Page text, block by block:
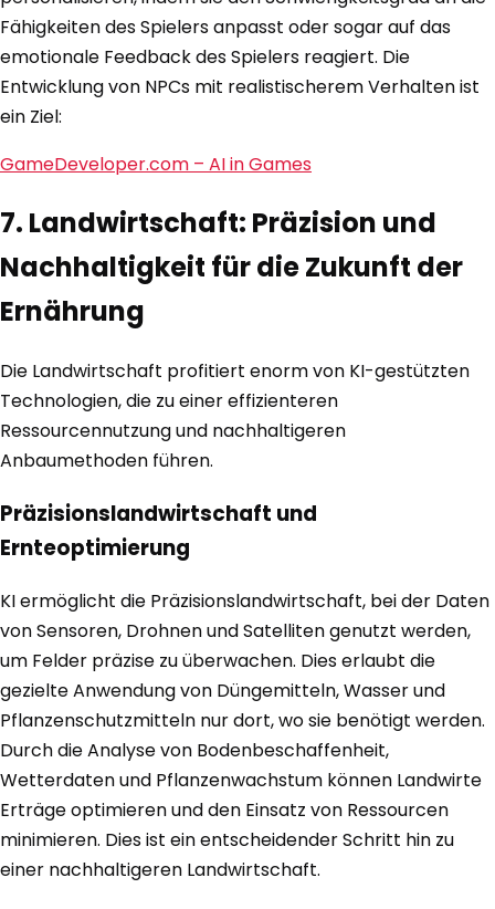
Fähigkeiten des Spielers anpasst oder sogar auf das
emotionale Feedback des Spielers reagiert. Die
Entwicklung von NPCs mit realistischerem Verhalten ist
ein Ziel:
GameDeveloper.com – AI in Games
7. Landwirtschaft: Präzision und
Nachhaltigkeit für die Zukunft der
Ernährung
Die Landwirtschaft profitiert enorm von KI-gestützten
Technologien, die zu einer effizienteren
Ressourcennutzung und nachhaltigeren
Anbaumethoden führen.
Präzisionslandwirtschaft und
Ernteoptimierung
KI ermöglicht die Präzisionslandwirtschaft, bei der Daten
von Sensoren, Drohnen und Satelliten genutzt werden,
um Felder präzise zu überwachen. Dies erlaubt die
gezielte Anwendung von Düngemitteln, Wasser und
Pflanzenschutzmitteln nur dort, wo sie benötigt werden.
Durch die Analyse von Bodenbeschaffenheit,
Wetterdaten und Pflanzenwachstum können Landwirte
Erträge optimieren und den Einsatz von Ressourcen
minimieren. Dies ist ein entscheidender Schritt hin zu
einer nachhaltigeren Landwirtschaft.